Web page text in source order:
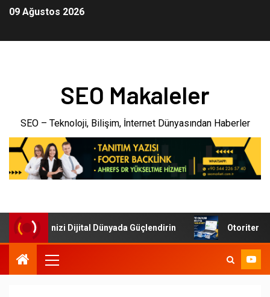
09 Ağustos 2026
SEO Makaleler
SEO – Teknoloji, Bilişim, İnternet Dünyasından Haberler
İşletmenizi Dijital Dünyada Güçlendirin Otoriter